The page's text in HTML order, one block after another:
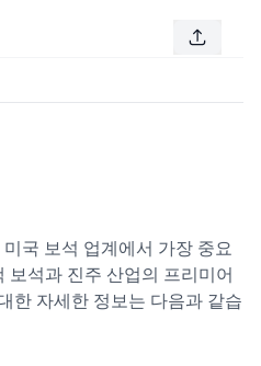
국 보석 업계에서 가장 중요
보석과 진주 산업의 프리미어
한 자세한 정보는 다음과 같습